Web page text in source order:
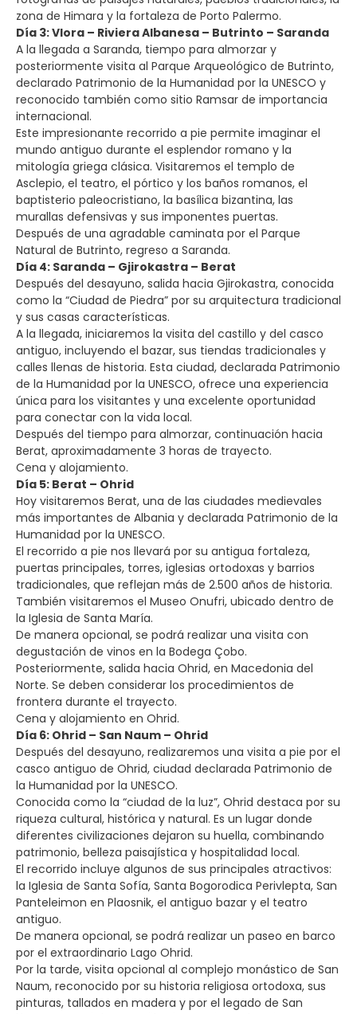
zona de Himara y la fortaleza de Porto Palermo.
Día 3: Vlora – Riviera Albanesa – Butrinto – Saranda
A la llegada a Saranda, tiempo para almorzar y
posteriormente visita al Parque Arqueológico de Butrinto,
declarado Patrimonio de la Humanidad por la UNESCO y
reconocido también como sitio Ramsar de importancia
internacional.
Este impresionante recorrido a pie permite imaginar el
mundo antiguo durante el esplendor romano y la
mitología griega clásica. Visitaremos el templo de
Asclepio, el teatro, el pórtico y los baños romanos, el
baptisterio paleocristiano, la basílica bizantina, las
murallas defensivas y sus imponentes puertas.
Después de una agradable caminata por el Parque
Natural de Butrinto, regreso a Saranda.
Día 4: Saranda – Gjirokastra – Berat
Después del desayuno, salida hacia Gjirokastra, conocida
como la “Ciudad de Piedra” por su arquitectura tradicional
y sus casas características.
A la llegada, iniciaremos la visita del castillo y del casco
antiguo, incluyendo el bazar, sus tiendas tradicionales y
calles llenas de historia. Esta ciudad, declarada Patrimonio
de la Humanidad por la UNESCO, ofrece una experiencia
única para los visitantes y una excelente oportunidad
para conectar con la vida local.
Después del tiempo para almorzar, continuación hacia
Berat, aproximadamente 3 horas de trayecto.
Cena y alojamiento.
Día 5: Berat – Ohrid
Hoy visitaremos Berat, una de las ciudades medievales
más importantes de Albania y declarada Patrimonio de la
Humanidad por la UNESCO.
El recorrido a pie nos llevará por su antigua fortaleza,
puertas principales, torres, iglesias ortodoxas y barrios
tradicionales, que reflejan más de 2.500 años de historia.
También visitaremos el Museo Onufri, ubicado dentro de
la Iglesia de Santa María.
De manera opcional, se podrá realizar una visita con
degustación de vinos en la Bodega Çobo.
Posteriormente, salida hacia Ohrid, en Macedonia del
Norte. Se deben considerar los procedimientos de
frontera durante el trayecto.
Cena y alojamiento en Ohrid.
Día 6: Ohrid – San Naum – Ohrid
Después del desayuno, realizaremos una visita a pie por el
casco antiguo de Ohrid, ciudad declarada Patrimonio de
la Humanidad por la UNESCO.
Conocida como la “ciudad de la luz”, Ohrid destaca por su
riqueza cultural, histórica y natural. Es un lugar donde
diferentes civilizaciones dejaron su huella, combinando
patrimonio, belleza paisajística y hospitalidad local.
El recorrido incluye algunos de sus principales atractivos:
la Iglesia de Santa Sofía, Santa Bogorodica Perivlepta, San
Panteleimon en Plaosnik, el antiguo bazar y el teatro
antiguo.
De manera opcional, se podrá realizar un paseo en barco
por el extraordinario Lago Ohrid.
Por la tarde, visita opcional al complejo monástico de San
Naum, reconocido por su historia religiosa ortodoxa, sus
pinturas, tallados en madera y por el legado de San